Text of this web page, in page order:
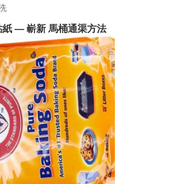
紙 — 嶄新 馬桶通渠方法